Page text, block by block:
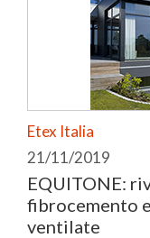
Etex Italia
21/11/2019
EQUITONE:
fibrocemento
ventilate